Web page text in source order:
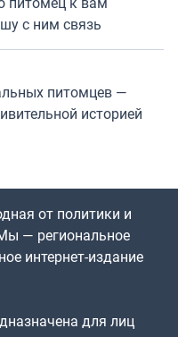
с ним связь
питомцев —
историей
от политики и
— региональное
интернет-издание
для лиц